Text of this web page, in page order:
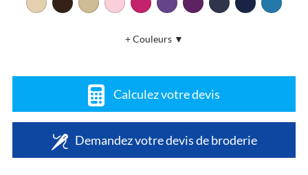
+ Couleurs ▼
Calculez votre devis
Demandez votre devis de broderie